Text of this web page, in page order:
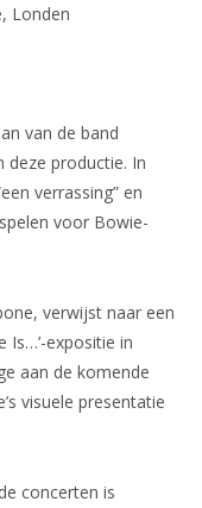
Londen
van de band
deze productie. In
verrassing” en
voor Bowie-
verwijst naar een
Is…’-expositie in
aan de komende
visuele presentatie
concerten is